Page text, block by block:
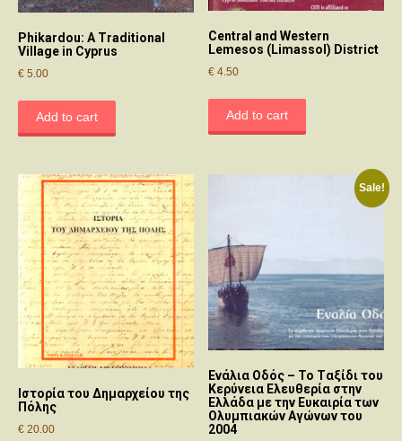
Phikardou: A Traditional
Village in Cyprus
€ 5.00
Add to cart
Central and Western
Lemesos (Limassol) District
€ 4.50
Add to cart
Ιστορία του Δημαρχείου της
Πόλης
€ 20.00
Sale!
Ενάλια Οδός – Το Tαξίδι του
Κερύνεια Ελευθερία στην
Ελλάδα με την Eυκαιρία των
Ολυμπιακών Αγώνων του
2004